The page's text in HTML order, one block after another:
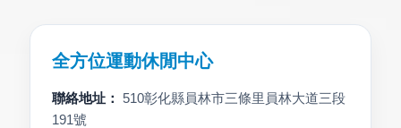
全方位運動休閒中心
聯絡地址：
510彰化縣員林市三條里員林大道三段
191號